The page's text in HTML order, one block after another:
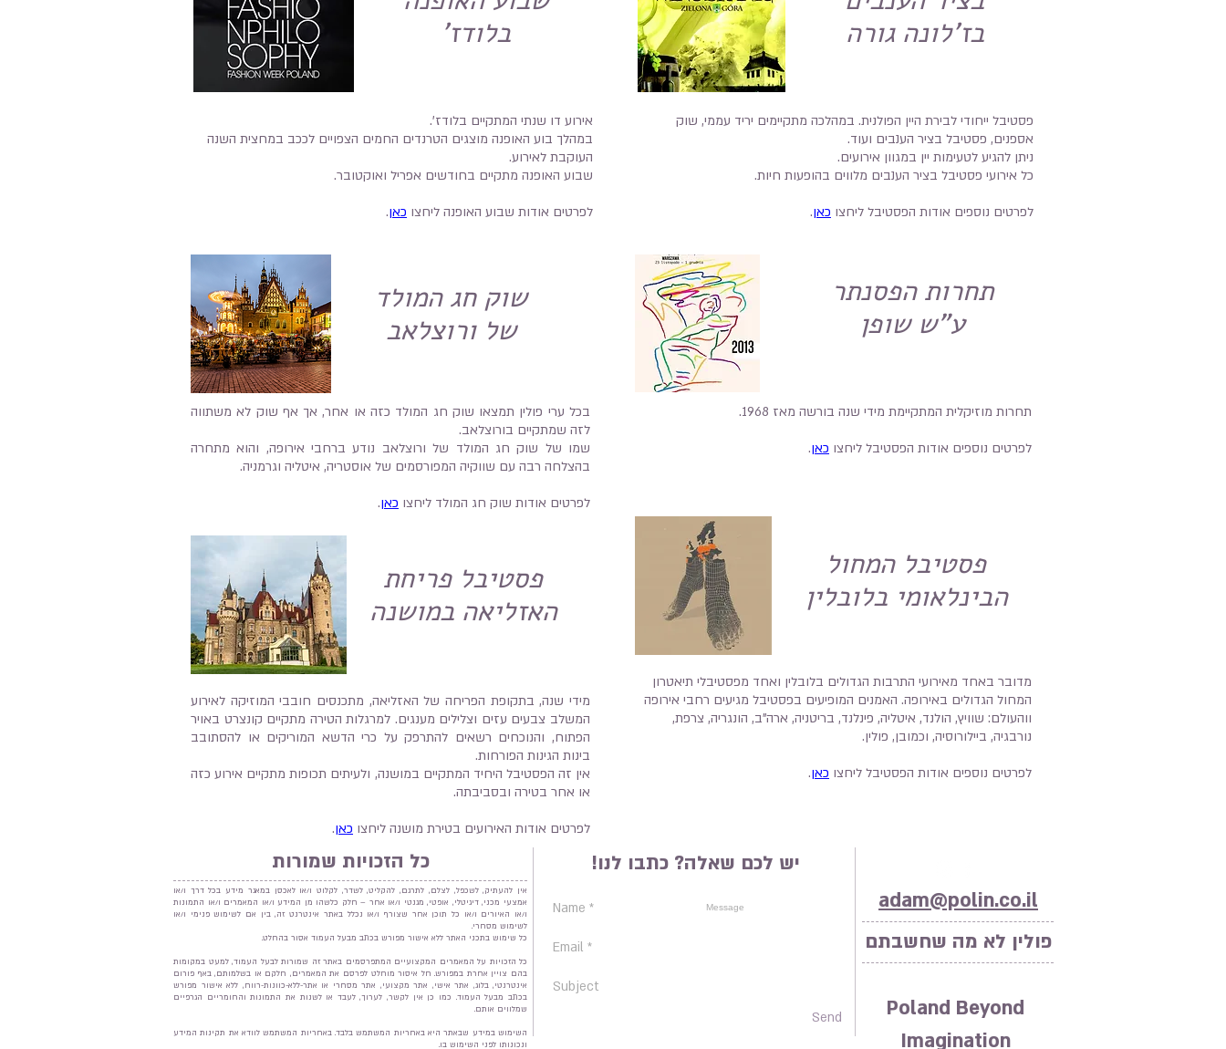
בלודז'
אירוע דו שנתי המתקיים בלודז'.
במהלך בוע האופנה מוצגים הטרנדים החמים הצפויים לככב במחצית השנה
העוקבת לאירוע.
שבוע האופנה מתקיים בחודשים אפריל ואוקטובר.
לפרטים אודות שבוע האופנה ליחצו כאן.
בז'לונה גורה
פסטיבל ייחודי לבירת היין הפולנית. במהלכה מתקיימים יריד עממי, שוק
אספנים, פסטיבל בציר הענבים ועוד.
ניתן להגיע לטעימות יין במגוון אירועים.
כל אירועי פסטיבל בציר הענבים מלווים בהופעות חיות.
לפרטים נוספים אודות הפסטיבל ליחצו כאן.
שוק חג המולד
של ורוצלאב
בכל ערי פולין תמצאו שוק חג המולד כזה או אחר, אך אף שוק לא משתווה
לזה שמתקיים בורוצלאב.
שמו של שוק חג המולד של ורוצלאב נודע ברחבי אירופה, והוא מתחרה
בהצלחה רבה עם שווקיה המפורסמים של אוסטריה, איטליה וגרמניה.
לפרטים אודות שוק חג המולד ליחצו כאן.
פסטיבל פריחת
האזליאה במושנה
מידי שנה, בתקופת הפריחה של האזליאה, מתכנסים חובבי המוזיקה לאירוע
המשלב צבעים עזים וצלילים מענגים. למרגלות הטירה מתקיים קונצרט באויר
הפתוח, והנוכחים רשאים להתרפק על כרי הדשא המוריקים או להסתובב
בינות הגינות הפורחות.
אין זה הפסטיבל היחיד המתקיים במושנה, ולעיתים תכופות מתקיים אירוע כזה
או אחר בטירה ובסביבתה.
לפרטים אודות האירועים בטירת מושנה ליחצו כאן.
תחרות הפסנתר
ע"ש שופן
תחרות מוזיקלית המתקיימת מידי שנה בורשה מאז 1968.
לפרטים נוספים אודות הפסטיבל ליחצו כאן.
פסטיבל המחול
הבינלאומי בלובלין
מדובר באחד מאירועי התרבות הגדולים בלובלין ואחד מפסטיבלי תיאטרון
המחול הגדולים באירופה. האמנים המופיעים בפסטיבל מגיעים רחבי אירופה
ווהעולם: שוויץ, הולנד, איטליה, פינלנד, בריטניה, ארה"ב, הונגריה, צרפת,
נורבגיה, ביילורוסיה, וכמובן, פולין.
לפרטים נוספים אודות הפסטיבל ליחצו כאן.
כל הזכויות שמורות
אין להעתיק, לשכפל, לצלם, לתרגם, להקליט, לשדר, לקלוט ו/או לאכסן במאגר מידע בכל דרך ו/או
אמצעי מכני, דיגיטלי, אופטי, מגנטי ו/או אחר – חלק כלשהו מן המידע ו/או המאמרים ו/או התמונות
ו/או האיורים ו/או כל תוכן אחר שצורף ו/או נכלל באתר אינטרנט זה, בין אם לשימוש פנימי ו/או
לשימוש מסחרי.
כל שימוש בתכני האתר ללא אישור מפורש בכתב מבעל העמוד אסור בהחלט.
כל הזכויות על המאמרים המקצועיים המתפרסמים באתר זה שמורות לבעל העמוד, למעט במקומות
בהם צויין אחרת במפורש. חל איסור מוחלט לפרסם את המאמרים, חלקם או בשלמותם, באף פורום
אינטרנטי, בלוג, אתר אישי, אתר מקצועי, אתר מסחרי או אתר-ללא-כוונות-רווח, ללא אישור מפורש
בכתב מבעל העמוד. כמו כן אין לקשר, לערוך, לעבד או לשנות את התמונות והחומריים הגרפיים
שמלווים אותם.
השימוש במידע שבאתר היא באחריות המשתמש בלבד. באחריות המשתמש לוודא את תקינות המידע
ונכונותו לפני השימוש בו.
יש לכם שאלה? כתבו לנו!
Send
adam@polin.co.il
פולין לא מה שחשבתם
Poland Beyond
Imagination